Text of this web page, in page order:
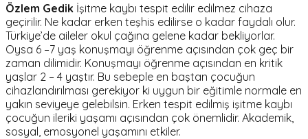
Özlem Gedik İşitme kaybı tespit edilir edilmez cihaza
geçirilir. Ne kadar erken teşhis edilirse o kadar faydalı olur.
Türkiye’de aileler okul çağına gelene kadar bekliyorlar.
Oysa 6 –7 yaş konuşmayı öğrenme açısından çok geç bir
zaman dilimidir. Konuşmayı öğrenme açısından en kritik
yaşlar 2 – 4 yaştır. Bu sebeple en baştan çocuğun
cihazlandırılması gerekiyor ki uygun bir eğitimle normale en
yakın seviyeye gelebilsin. Erken tespit edilmiş işitme kaybı
çocuğun ileriki yaşamı açısından çok önemlidir. Akademik,
sosyal, emosyonel yaşamını etkiler.